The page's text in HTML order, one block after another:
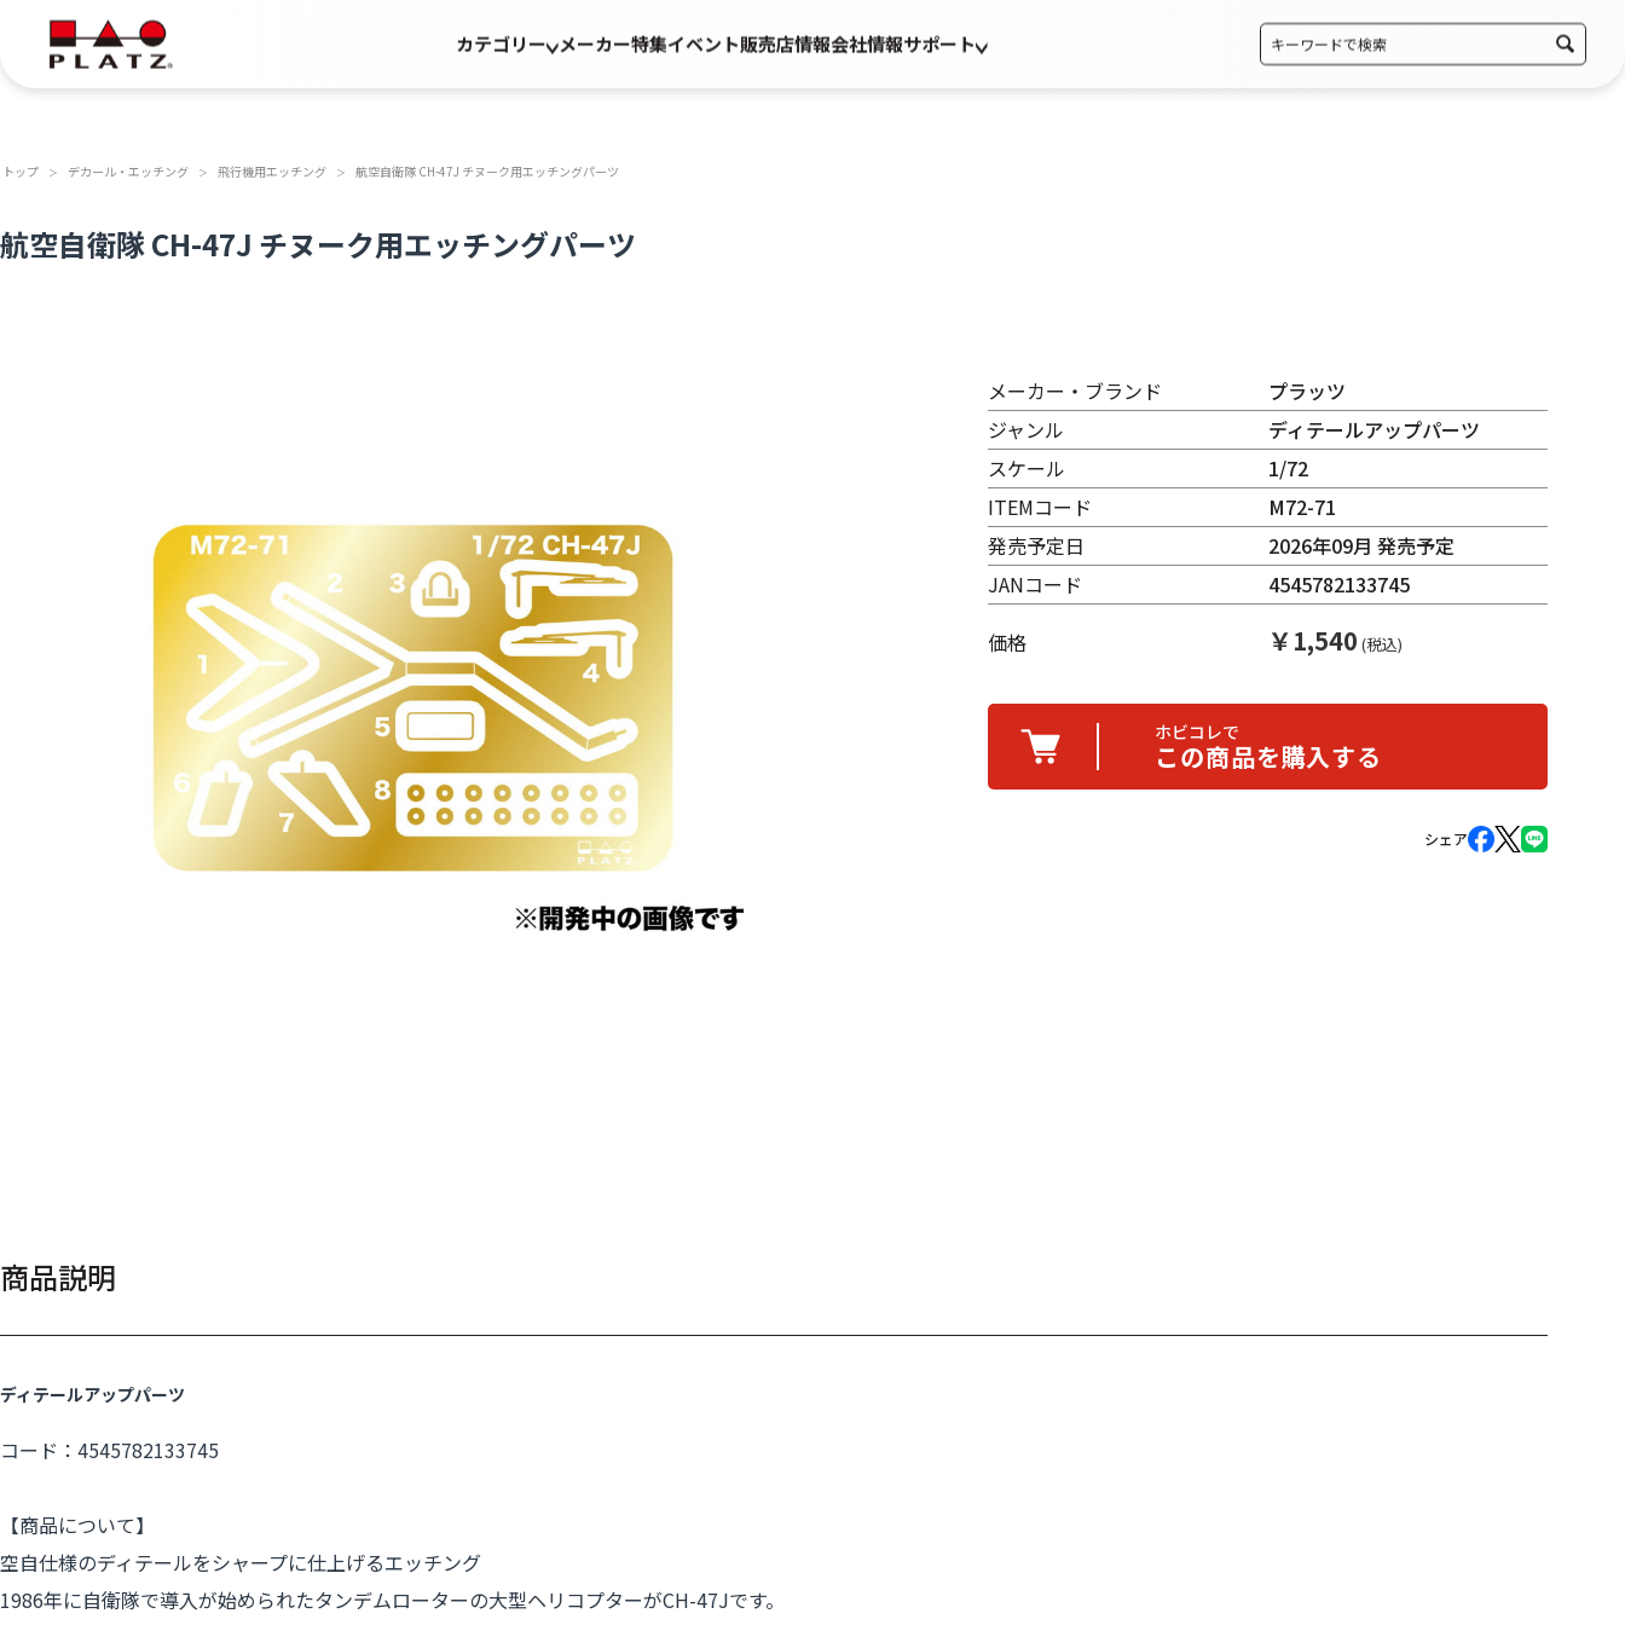
カテゴリー メーカー特集イベント販売店情報会社情報サポート
トップ ＞ デカール・エッチング ＞ 飛行機用エッチング ＞ 航空自衛隊 CH-47J チヌーク用エッチングパーツ
航空自衛隊 CH-47J チヌーク用エッチングパーツ
メーカー・ブランド
プラッツ
ジャンル
ディテールアップパーツ
スケール
1/72
ITEMコード
M72-71
発売予定日
2026年09月 発売予定
JANコード
4545782133745
価格
￥1,540 (税込)
ホビコレで
この商品を購入する
シェア
商品説明
ディテールアップパーツ
コード：4545782133745
【商品について】
空自仕様のディテールをシャープに仕上げるエッチング
1986年に自衛隊で導入が始められたタンデムローターの大型ヘリコプターがCH-47Jです。